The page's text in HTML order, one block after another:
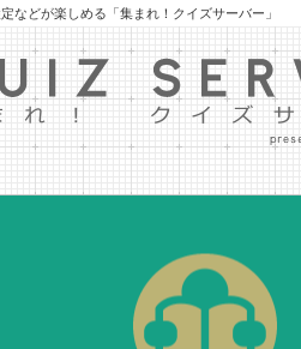
などが楽しめる「集まれ！クイズサーバー」